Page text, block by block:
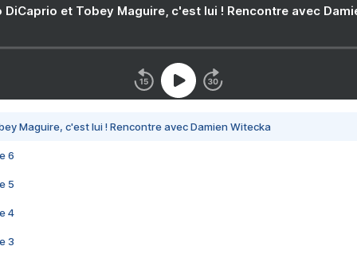
DiCaprio et Tobey Maguire, c'est lui ! Rencontre avec
Maguire, c'est lui ! Rencontre avec Damien Witecka
6
5
4
3